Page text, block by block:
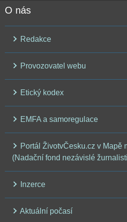
O nás
Redakce
Provozovatel webu
Etický kodex
EMFA a samoregulace
Portál ŽivotvČesku.cz v Mapě
(Nadační fond nezávislé
Inzerce
Aktuální počasí